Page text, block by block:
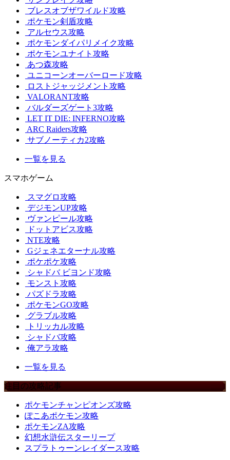
ブレスオブザワイルド攻略
ポケモン剣盾攻略
アルセウス攻略
ポケモンダイパリメイク攻略
ポケモンユナイト攻略
あつ森攻略
ユニコーンオーバーロード攻略
ロストジャッジメント攻略
VALORANT攻略
バルダーズゲート3攻略
LET IT DIE: INFERNO攻略
ARC Raiders攻略
サブノーティカ2攻略
一覧を見る
スマホゲーム
スマグロ攻略
デジモンUP攻略
ヴァンピール攻略
ドットアビス攻略
NTE攻略
Gジェネエターナル攻略
ポケポケ攻略
シャドバ ビヨンド攻略
モンスト攻略
パズドラ攻略
ポケモンGO攻略
グラブル攻略
トリッカル攻略
シャドバ攻略
俺アラ攻略
一覧を見る
注目の攻略記事
ポケモンチャンピオンズ攻略
ぽこあポケモン攻略
ポケモンZA攻略
幻想水滸伝スターリープ
スプラトゥーンレイダース攻略